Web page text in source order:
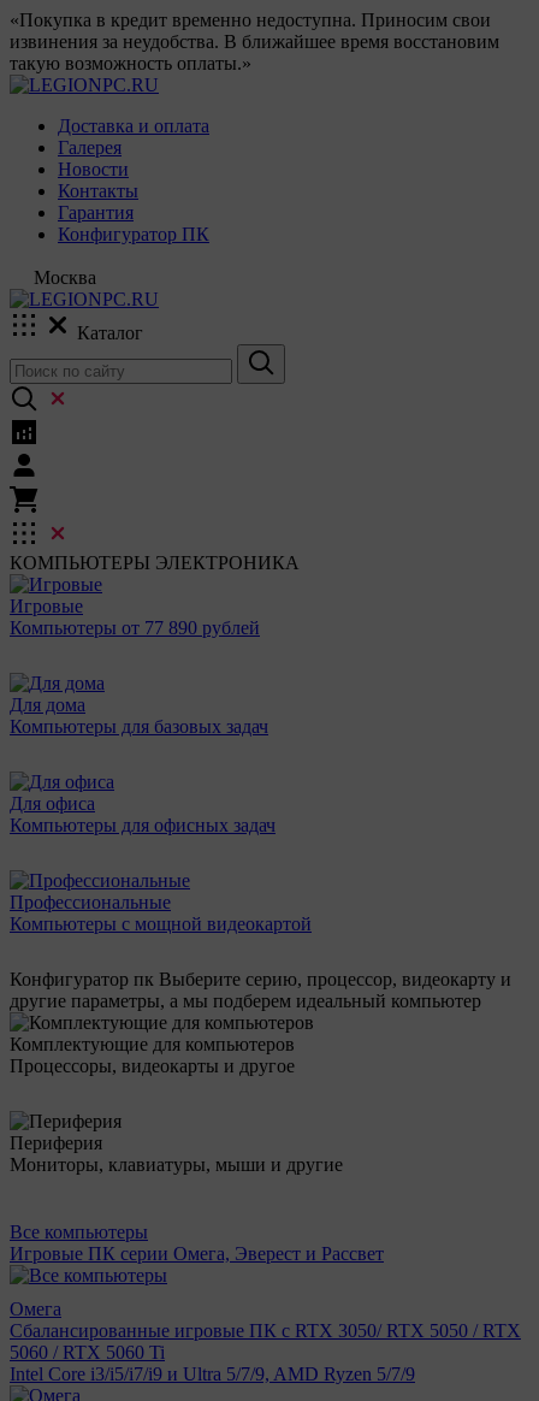
«Покупка в кредит временно недоступна. Приносим свои
извинения за неудобства. В ближайшее время восстановим
такую возможность оплаты.»
Доставка и оплата
Галерея
Новости
Контакты
Гарантия
Конфигуратор ПК
Москва
Каталог
КОМПЬЮТЕРЫ ЭЛЕКТРОНИКА
Игровые
Компьютеры от 77 890 рублей
Для дома
Компьютеры для базовых задач
Для офиса
Компьютеры для офисных задач
Профессиональные
Компьютеры с мощной видеокартой
Конфигуратор пк Выберите серию, процессор, видеокарту и
другие параметры, а мы подберем идеальный компьютер
Комплектующие для компьютеров
Процессоры, видеокарты и другое
Периферия
Мониторы, клавиатуры, мыши и другие
Все компьютеры
Игровые ПК серии Омега, Эверест и Рассвет
Омега
Сбалансированные игровые ПК с RTX 3050/ RTX 5050 / RTX
5060 / RTX 5060 Ti
Intel Core i3/i5/i7/i9 и Ultra 5/7/9, AMD Ryzen 5/7/9